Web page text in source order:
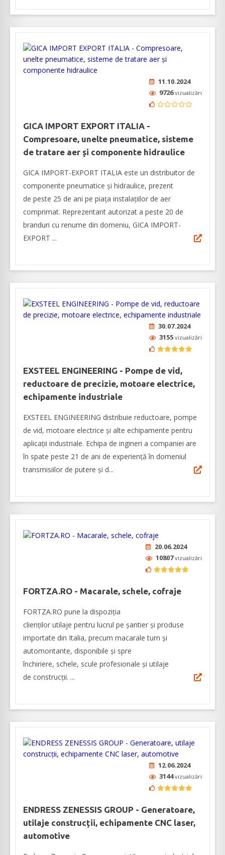
11.10.2024
9726vizualizări
GICA IMPORT EXPORT ITALIA -
Compresoare, unelte pneumatice, sisteme
de tratare aer și componente hidraulice
GICA IMPORT-EXPORT ITALIA este un distribuitor de
componente pneumatice și hidraulice, prezent
de peste 25 de ani pe piața instalațiilor de aer
comprimat. Reprezentant autorizat a peste 20 de
branduri cu renume din domeniu, GICA IMPORT-
EXPORT ...
30.07.2024
3155 vizualizări
EXSTEEL ENGINEERING - Pompe de vid,
reductoare de precizie, motoare electrice,
echipamente industriale
EXSTEEL ENGINEERING distribuie reductoare, pompe
de vid, motoare electrice și alte echipamente pentru
aplicații industriale. Echipa de ingineri a companiei are
în spate peste 21 de ani de experiență în domeniul
transmisiilor de putere și d...
20.06.2024
10807vizualizări
FORTZA.RO - Macarale, schele, cofraje
FORTZA.RO pune la dispoziția
clienților utilaje pentru lucrul pe șantier și produse
importate din Italia, precum macarale turn și
automontante, disponibile și spre
închiriere, schele, scule profesionale și utilaje
de construcții. ...
12.06.2024
3144vizualizări
ENDRESS ZENESSIS GROUP - Generatoare,
utilaje construcții, echipamente CNC laser,
automotive